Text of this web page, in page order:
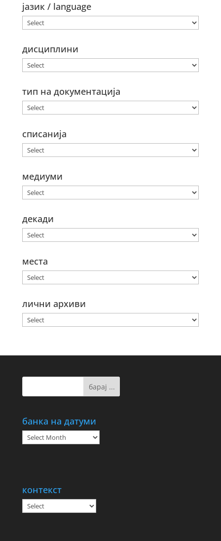
јазик / language
дисциплини
тип на документација
списанија
медиуми
декади
места
лични архиви
банка на датуми
банка
на
контекст